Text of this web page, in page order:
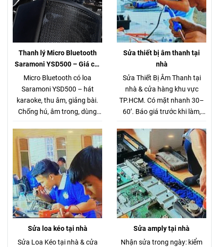
Thanh lý Micro Bluetooth
Saramoni YSD500 – Giá chỉ
280.000đ (Hàng chuẩn gần 1
triệu)
Micro Bluetooth có loa
Saramoni YSD500 – hát
karaoke, thu âm, giảng bài.
Chống hú, âm trong, dùng
thanh lý 280K.
Sửa thiết bị âm thanh tại
nhà
Sửa Thiết Bị Âm Thanh tại
nhà & cửa hàng khu vực
TP.HCM. Có mặt nhanh 30–
60’. Báo giá trước khi làm,
Sửa loa kéo tại nhà
Sửa Loa Kéo tại nhà & cửa
Sửa amply tại nhà
Nhận sửa trong ngày: kiểm